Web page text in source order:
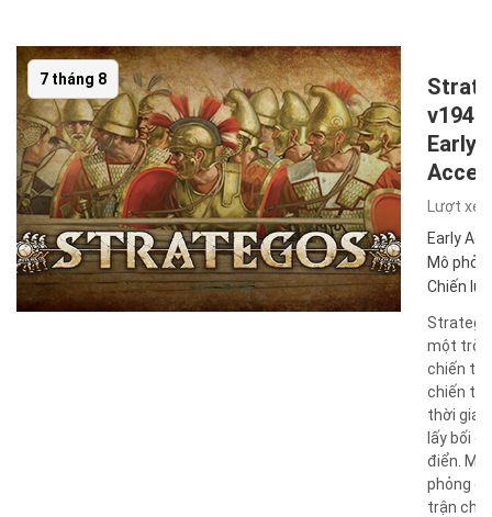
7 tháng 8
v1946
Early
Lượt
Early
Mô
Chiến
một trò
chiến
chiến
thời
lấy bối
điển. Mô
phỏng
trận